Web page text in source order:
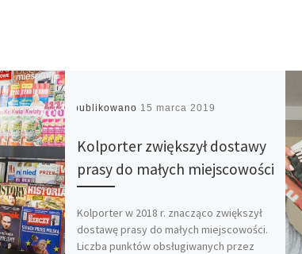
Opublikowano 15 marca 2019
Kolporter zwiększył dostawy
prasy do małych miejscowości
Kolporter w 2018 r. znacząco zwiększył
dostawę prasy do małych miejscowości.
Liczba punktów obsługiwanych przez